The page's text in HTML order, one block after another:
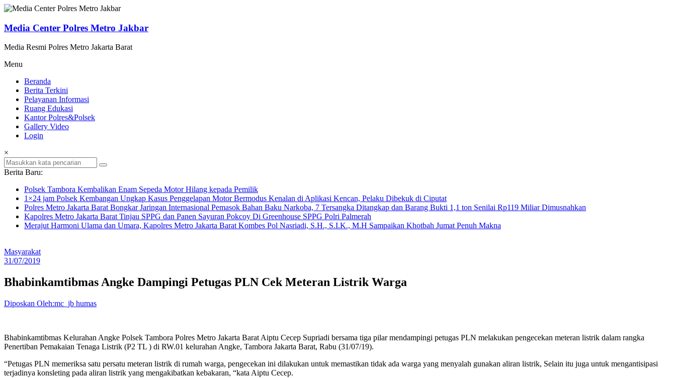
Lompat
konten
Media Center Polres Metro Jakbar
Media Resmi Polres Metro Jakarta Barat
Menu
Beranda
Berita Terkini
Pelayanan Informasi
Ruang Edukasi
Kantor Polres&Polsek
Gallery Video
Login
×
Berita Baru:
Polsek Tambora Kembalikan Enam Sepeda Motor Hilang kepada Pemilik
1×24 jam Polsek Kembangan Ungkap Kasus Penggelapan Motor Bermodus Kenalan di Aplikasi Kencan, Pelaku Dibekuk di Ciputat
Polres Metro Jakarta Barat Bongkar Jaringan Internasional Pemasok Bahan Baku Narkoba, 7 Tersangka Ditangkap dan Barang Bukti 1,1 ton Senilai Rp119 Miliar Dimusnahkan
Kapolres Metro Jakarta Barat Tinjau SPPG dan Panen Sayuran Pokcoy Di Greenhouse SPPG Polri Palmerah
Merajut Harmoni Ulama dan Umara, Kapolres Metro Jakarta Barat Kombes Pol Nasriadi, S.H., S.I.K., M.H Sampaikan Khotbah Jumat Penuh Makna
Masyarakat
31/07/2019
Bhabinkamtibmas Angke Dampingi Petugas PLN Cek Meteran Listrik Warga
Diposkan Oleh:mc_jb humas
Bhabinkamtibmas Kelurahan Angke Polsek Tambora Polres Metro Jakarta Barat Aiptu Cecep Supriadi bersama tiga pilar mendampingi petugas PLN melakukan pengecekan meteran listrik dalam rangka
Penertiban Pemakaian Tenaga Listrik (P2 TL ) di RW.01 kelurahan Angke, Tambora Jakarta Barat, Rabu (31/07/19).
“Petugas PLN memeriksa satu persatu meteran listrik di rumah warga, pengecekan ini dilakukan untuk memastikan tidak ada warga yang menyalah gunakan aliran listrik, Selain itu juga untuk mengantisipasi
terjadinya konsleting pada aliran listrik yang mengakibatkan kebakaran, “kata Aiptu Cecep.